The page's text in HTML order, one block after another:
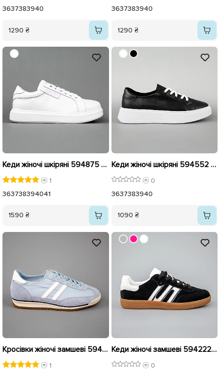
3637383940
1290 ₴
3637383940
1290 ₴
Кеди жіночі шкіряні 594875 Білі
1
363738394041
1590 ₴
Кеди жіночі шкіряні 594552 Чорні
0
3637383940
1090 ₴
Кросівки жіночі замшеві 594221 Блакитні розпродаж
1
Кеди жіночі замшеві 594222 Чорні
0